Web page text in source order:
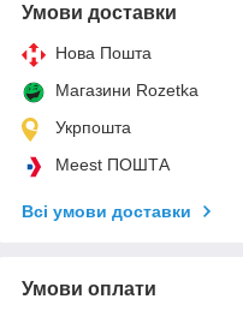
Умови доставки
Нова Пошта
Магазини Rozetka
Укрпошта
Meest ПОШТА
Всі умови доставки
Умови оплати